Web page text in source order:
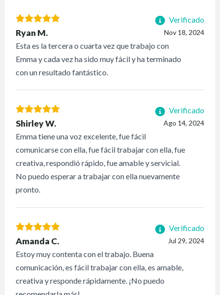
Verificado
Nov 18, 2024
Ryan M.
Esta es la tercera o cuarta vez que trabajo con
Emma y cada vez ha sido muy fácil y ha terminado
con un resultado fantástico.
Verificado
Ago 14, 2024
Shirley W.
Emma tiene una voz excelente, fue fácil
comunicarse con ella, fue fácil trabajar con ella, fue
creativa, respondió rápido, fue amable y servicial.
No puedo esperar a trabajar con ella nuevamente
pronto.
Verificado
Jul 29, 2024
Amanda C.
Estoy muy contenta con el trabajo. Buena
comunicación, es fácil trabajar con ella, es amable,
creativa y responde rápidamente. ¡No puedo